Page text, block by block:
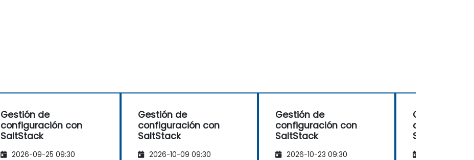
Gestión de
configuración con
SaltStack
2026-09-25 09:30
Gestión de
configuración con
SaltStack
2026-10-09 09:30
Gestión de
configuración con
SaltStack
2026-10-23 09:30
Gestión de
SaltStack